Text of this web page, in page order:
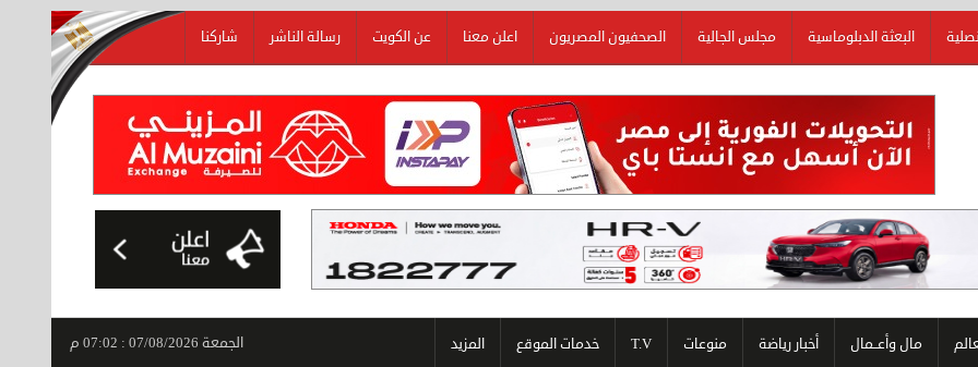
البعثة الدبلوماسية مجلس الجالية الصحفيون المصريون اعلن معنا عن الكويت رسالة الناشر شاركنا
مال وأعــمال أخبار رياضة منوعات T.V خدمات الموقع المزيد الجمعة 07/08/2026 : 07:02 م